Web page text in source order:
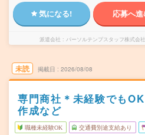
気になる! 応募へ
派遣会社 パーソルテンプスタッフ株式会
未読 掲載日 2026/08/08
専門商社＊未経験でも
作成など
職種未経験OK 交通費別途支給あり